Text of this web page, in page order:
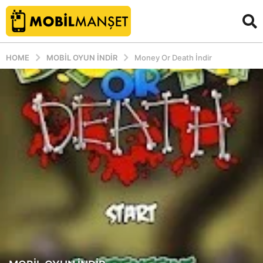
HOME MOBIL OYUN INDIR Money Or Death İndir